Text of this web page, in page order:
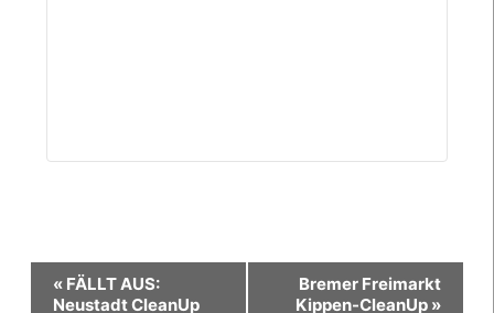
Veranstaltung-
Navigation
«FÄLLT AUS:
Neustadt CleanUp
Bremer Freimarkt
Kippen-CleanUp »